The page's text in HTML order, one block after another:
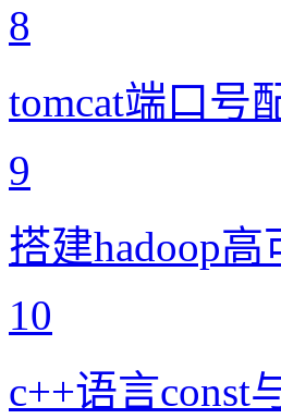
8
tomcat端口号
9
搭建hadoop
10
c++语言const